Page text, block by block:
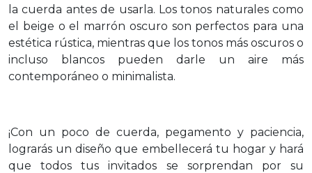
la cuerda antes de usarla. Los tonos naturales como
el beige o el marrón oscuro son perfectos para una
estética rústica, mientras que los tonos más oscuros o
incluso blancos pueden darle un aire más
contemporáneo o minimalista.
¡Con un poco de cuerda, pegamento y paciencia,
lograrás un diseño que embellecerá tu hogar y hará
que todos tus invitados se sorprendan por su